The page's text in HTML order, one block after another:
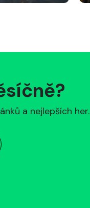
a nejlepších her.